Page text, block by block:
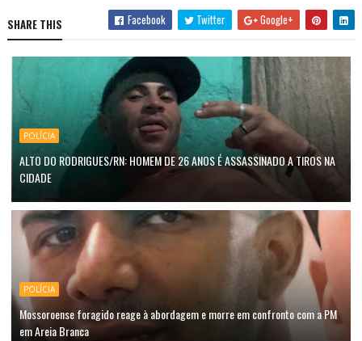
SHARE THIS Facebook Twitter Google+
POLÍCIA
ALTO DO RODRIGUES/RN: HOMEM DE 26 ANOS É ASSASSINADO A TIROS NA
CIDADE
POLÍCIA
Mossoroense foragido reage à abordagem e morre em confronto com a PM
em Areia Branca